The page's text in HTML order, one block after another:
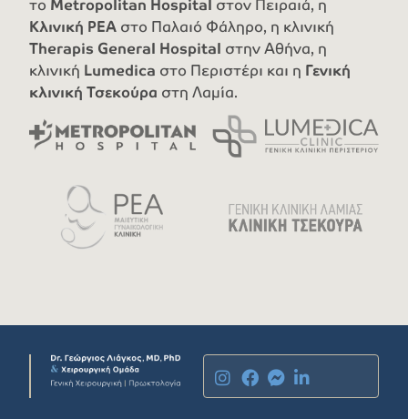
Κλινική ΡΕΑστο Παλαιό Φάληρο, η κλινική
Therapis General Hospital στην Αθήνα, η
κλινική Lumedica στο Περιστέρι και η Γενική
κλινική Τσεκούρα στη Λαμία.